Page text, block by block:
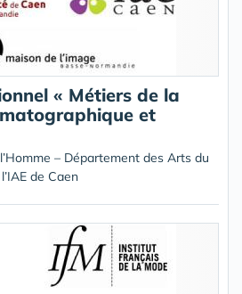
« Métiers de la
et
– Département des Arts du
de Caen